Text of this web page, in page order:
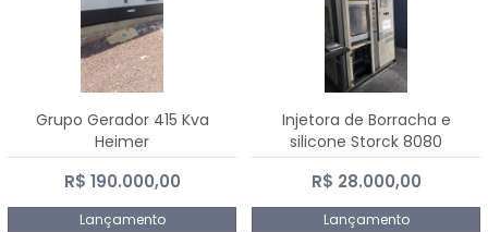
Grupo Gerador 415 Kva
Heimer
R$ 190.000,00
Lançamento
Injetora de Borracha e
silicone Storck 8080
R$ 28.000,00
Lançamento